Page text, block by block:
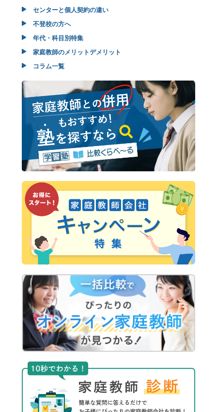
センターと個人契約の違い
不登校の方へ
年代・科目別特集
家庭教師のメリットデメリット
コラム一覧